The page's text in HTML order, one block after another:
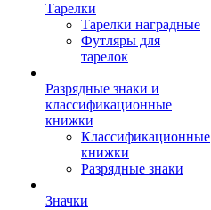
Тарелки
Тарелки наградные
Футляры для
тарелок
Разрядные знаки и
классификационные
книжки
Классификационные
книжки
Разрядные знаки
Значки